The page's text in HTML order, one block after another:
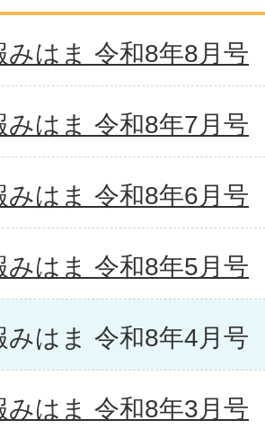
みはま 令和8年8月号
みはま 令和8年7月号
みはま 令和8年6月号
みはま 令和8年5月号
みはま 令和8年4月号
みはま 令和8年3月号